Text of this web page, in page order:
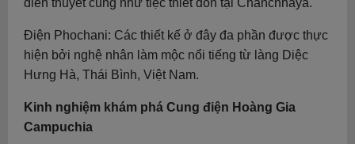
diễn thuyết cũng như tiệc thiết đón tại Chanchhaya.
Điện Phochani: Các thiết kế ở đây đa phần được thực
hiện bởi nghệ nhân làm mộc nổi tiếng từ làng Diệc
Hưng Hà, Thái Bình, Việt Nam.
Kinh nghiệm khám phá Cung điện Hoàng Gia
Campuchia